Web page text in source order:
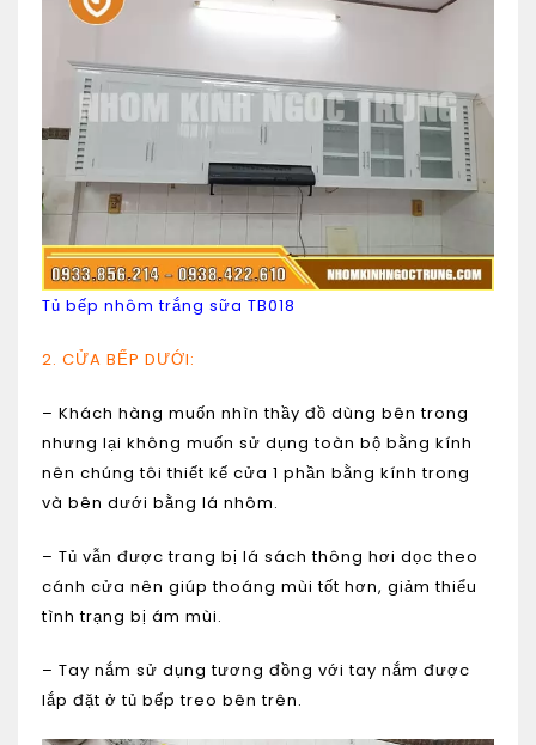
Tủ bếp nhôm trắng sữa TB018
2. CỬA BẾP DƯỚI:
– Khách hàng muốn nhìn thầy đồ dùng bên trong
nhưng lại không muốn sử dụng toàn bộ bằng kính
nên chúng tôi thiết kế cửa 1 phần bằng kính trong
và bên dưới bằng lá nhôm.
– Tủ vẫn được trang bị lá sách thông hơi dọc theo
cánh cửa nên giúp thoáng mùi tốt hơn, giảm thiểu
tình trạng bị ám mùi.
– Tay nắm sử dụng tương đồng với tay nắm được
lắp đặt ở tủ bếp treo bên trên.